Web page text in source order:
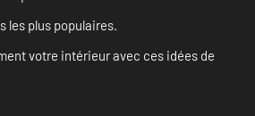
les plus populaires.
votre intérieur avec ces idées de